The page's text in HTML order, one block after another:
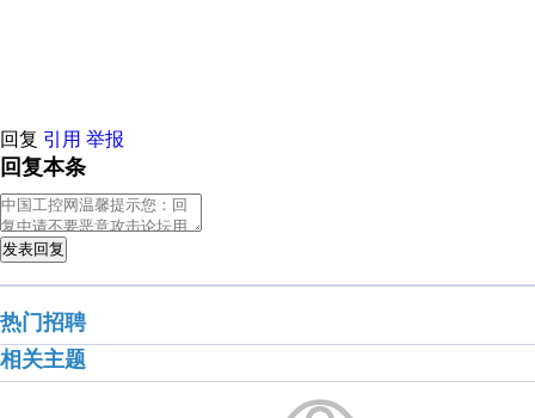
回复 引用 举报
回复本条
发表回复
热门招聘
相关主题